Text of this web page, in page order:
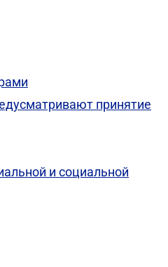
принятие
и социальной